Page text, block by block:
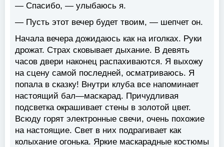
— Спасибо, — улыбаюсь я.
— Пусть этот вечер будет твоим, — шепчет он.
Начала вечера дожидаюсь как на иголках. Руки
дрожат. Страх сковывает дыхание. В девять
часов двери наконец распахиваются. Я выхожу
на сцену самой последней, осматриваюсь. Я
попала в сказку! Внутри клуба все напоминает
настоящий бал—маскарад. Причудливая
подсветка окрашивает стены в золотой цвет.
Всюду горят электронные свечи, очень похожие
на настоящие. Свет в них подрагивает как
колыхание огонька. Яркие маскарадные костюмы